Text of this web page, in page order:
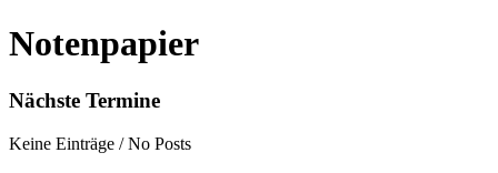
Notenpapier
Nächste Termine
Keine Einträge / No Posts